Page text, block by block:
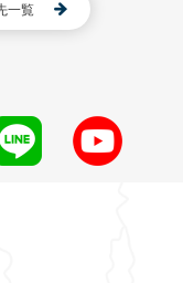
一覧